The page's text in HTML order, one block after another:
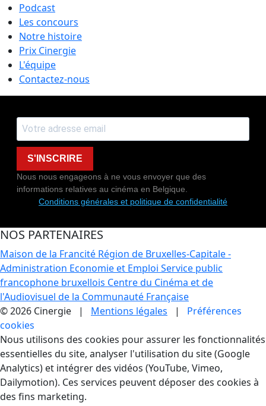
Podcast
Les concours
Notre histoire
Prix Cinergie
L'équipe
Contactez-nous
S'INSCRIRE
Nous nous engageons à ne vous envoyer que des
informations relatives au cinéma en Belgique.
Conditions générales et politique de confidentialité
NOS PARTENAIRES
Maison de la Francité Région de Bruxelles-Capitale -
Administration Economie et Emploi Service public
francophone bruxellois Centre du Cinéma et de
l'Audiovisuel de la Communauté Française
© 2026 Cinergie | Mentions légales | Préférences
cookies
Gestion des Cookies
Nous utilisons des cookies pour assurer les fonctionnalités
essentielles du site, analyser l'utilisation du site (Google
Analytics) et intégrer des vidéos (YouTube, Vimeo,
Dailymotion). Ces services peuvent déposer des cookies à
des fins marketing.